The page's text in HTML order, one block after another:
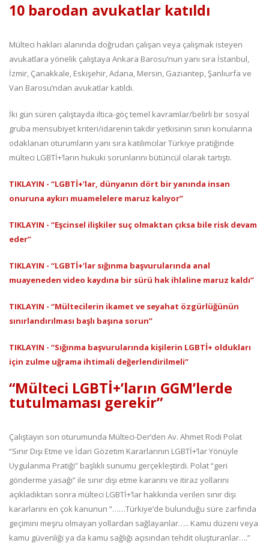
10 barodan avukatlar katıldı
Mülteci hakları alanında doğrudan çalışan veya çalışmak isteyen
avukatlara yönelik çalıştaya Ankara Barosu’nun yanı sıra İstanbul,
İzmir, Çanakkale, Eskişehir, Adana, Mersin, Gaziantep, Şanlıurfa ve
Van Barosu’ndan avukatlar katıldı.
İki gün süren çalıştayda iltica-göç temel kavramlar/belirli bir sosyal
gruba mensubiyet kriteri/idarenin takdir yetkisinin sınırı konularına
odaklanan oturumların yanı sıra katılımcılar Türkiye pratiğinde
mülteci LGBTİ+’ların hukuki sorunlarını bütüncül olarak tartıştı.
TIKLAYIN - “LGBTİ+’lar, dünyanın dört bir yanında insan
onuruna aykırı muamelelere maruz kalıyor”
TIKLAYIN - “Eşcinsel ilişkiler suç olmaktan çıksa bile risk devam
eder”
TIKLAYIN - “LGBTİ+’lar sığınma başvurularında anal
muayeneden video kaydına bir sürü hak ihlaline maruz kaldı”
TIKLAYIN - “Mültecilerin ikamet ve seyahat özgürlüğünün
sınırlandırılması başlı başına sorun”
TIKLAYIN - “Sığınma başvurularında kişilerin LGBTİ+ oldukları
için zulme uğrama ihtimali değerlendirilmeli”
“Mülteci LGBTİ+’ların GGM’lerde
tutulmaması gerekir”
Çalıştayın son oturumunda Mülteci-Der’den Av. Ahmet Rodi Polat
“Sınır Dışı Etme ve İdari Gözetim Kararlarının LGBTİ+’lar Yönüyle
Uygulanma Pratiği” başlıklı sunumu gerçekleştirdi. Polat “geri
gönderme yasağı” ile sınır dışı etme kararını ve itiraz yollarını
açıkladıktan sonra mülteci LGBTİ+’lar hakkında verilen sınır dışı
kararlarını en çok kanunun “……Türkiye’de bulunduğu süre zarfında
geçimini meşru olmayan yollardan sağlayanlar….. Kamu düzeni veya
kamu güvenliği ya da kamu sağlığı açısından tehdit oluşturanlar….”